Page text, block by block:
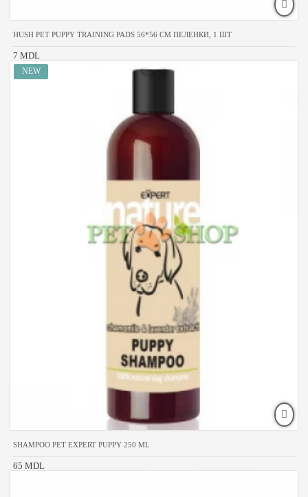
HUSH PET PUPPY TRAINING PADS 56*56 CM ПЕЛЕНКИ, 1 ШТ
7 MDL
SHAMPOO PET EXPERT PUPPY 250 ML
65 MDL